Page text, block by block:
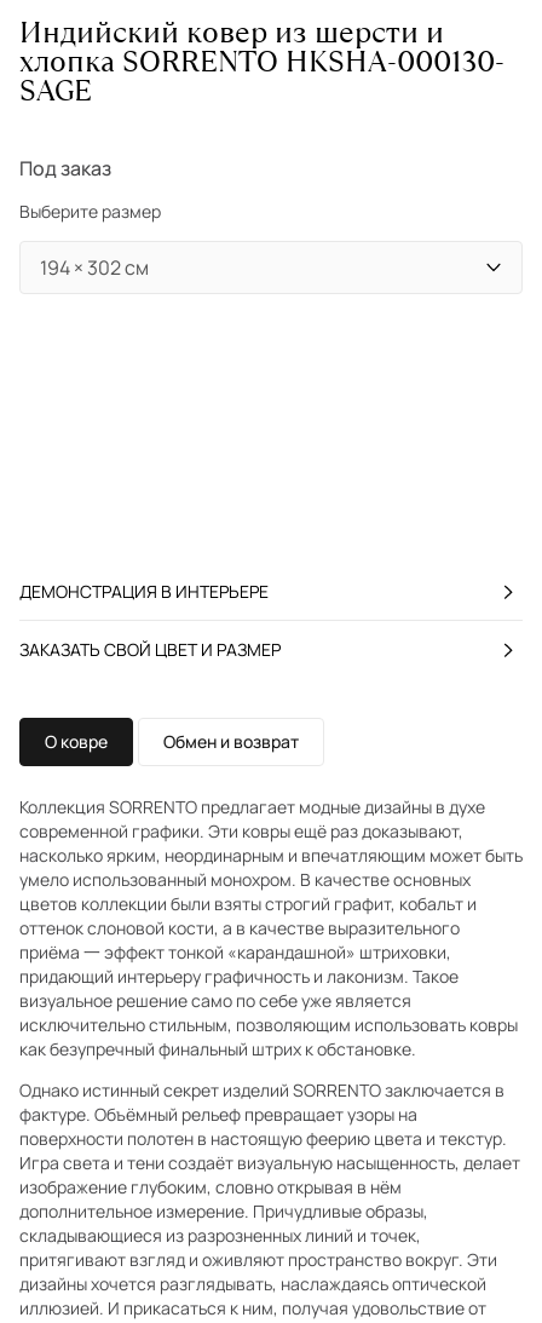
Индийский ковер из шерсти и
хлопка SORRENTO HKSHA-000130-
SAGE
Под заказ
Выберите размер
ДЕМОНСТРАЦИЯ В ИНТЕРЬЕРЕ
ЗАКАЗАТЬ СВОЙ ЦВЕТ И РАЗМЕР
О ковре Обмен и возврат
Коллекция SORRENTO предлагает модные дизайны в духе
современной графики. Эти ковры ещё раз доказывают,
насколько ярким, неординарным и впечатляющим может быть
умело использованный монохром. В качестве основных
цветов коллекции были взяты строгий графит, кобальт и
оттенок слоновой кости, а в качестве выразительного
приёма 一 эффект тонкой «карандашной» штриховки,
придающий интерьеру графичность и лаконизм. Такое
визуальное решение само по себе уже является
исключительно стильным, позволяющим использовать ковры
как безупречный финальный штрих к обстановке.
Однако истинный секрет изделий SORRENTO заключается в
фактуре. Объёмный рельеф превращает узоры на
поверхности полотен в настоящую феерию цвета и текстур.
Игра света и тени создаёт визуальную насыщенность, делает
изображение глубоким, словно открывая в нём
дополнительное измерение. Причудливые образы,
складывающиеся из разрозненных линий и точек,
притягивают взгляд и оживляют пространство вокруг. Эти
дизайны хочется разглядывать, наслаждаясь оптической
иллюзией. И прикасаться к ним, получая удовольствие от